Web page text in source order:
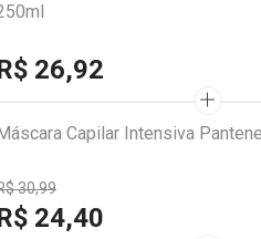
26,92
Capilar Intensiva
30,99
24,40